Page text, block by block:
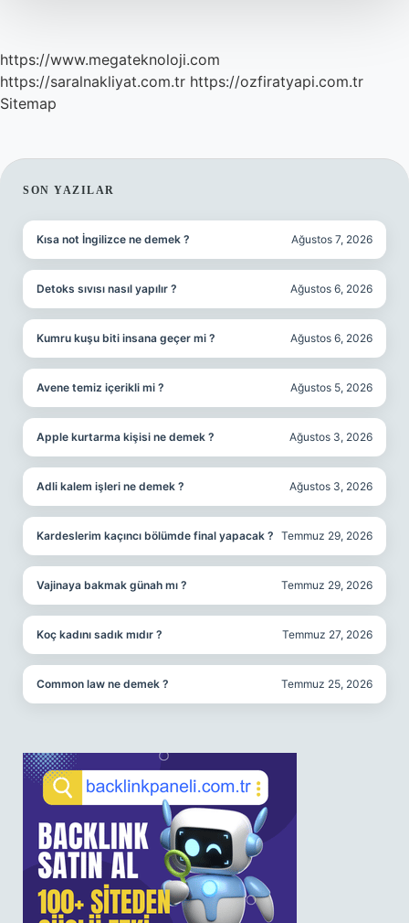
https://www.megateknoloji.com
https://saralnakliyat.com.tr https://ozfiratyapi.com.tr
Sitemap
SIDEBAR
SON YAZILAR
Kısa not İngilizce ne demek ? Ağustos 7, 2026
Detoks sıvısı nasıl yapılır ? Ağustos 6, 2026
Kumru kuşu biti insana geçer mi ? Ağustos 6, 2026
Avene temiz içerikli mi ? Ağustos 5, 2026
Apple kurtarma kişisi ne demek ? Ağustos 3, 2026
Adli kalem işleri ne demek ? Ağustos 3, 2026
Kardeslerim kaçıncı bölümde final yapacak ? Temmuz 29, 2026
Vajinaya bakmak günah mı ? Temmuz 29, 2026
Koç kadını sadık mıdır ? Temmuz 27, 2026
Common law ne demek ? Temmuz 25, 2026